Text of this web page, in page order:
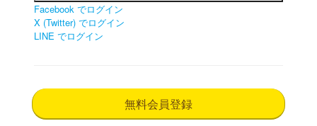
Facebook でログイン
X (Twitter) でログイン
LINE でログイン
無料会員登録